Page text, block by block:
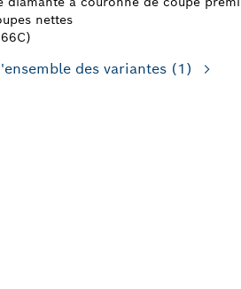
nettes
des variantes (1)